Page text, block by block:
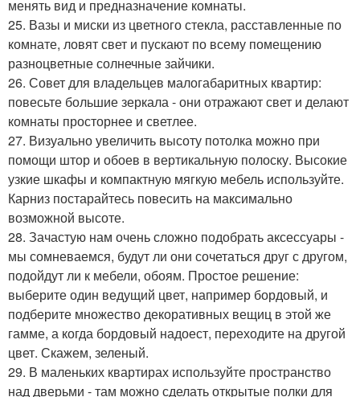
менять вид и предназначение комнаты.
25. Вазы и миски из цветного стекла, расставленные по
комнате, ловят свет и пускают по всему помещению
разноцветные солнечные зайчики.
26. Совет для владельцев малогабаритных квартир:
повесьте большие зеркала - они отражают свет и делают
комнаты просторнее и светлее.
27. Визуально увеличить высоту потолка можно при
помощи штор и обоев в вертикальную полоску. Высокие
узкие шкафы и компактную мягкую мебель используйте.
Карниз постарайтесь повесить на максимально
возможной высоте.
28. Зачастую нам очень сложно подобрать аксессуары -
мы сомневаемся, будут ли они сочетаться друг с другом,
подойдут ли к мебели, обоям. Простое решение:
выберите один ведущий цвет, например бордовый, и
подберите множество декоративных вещиц в этой же
гамме, а когда бордовый надоест, переходите на другой
цвет. Скажем, зеленый.
29. В маленьких квартирах используйте пространство
над дверьми - там можно сделать открытые полки для